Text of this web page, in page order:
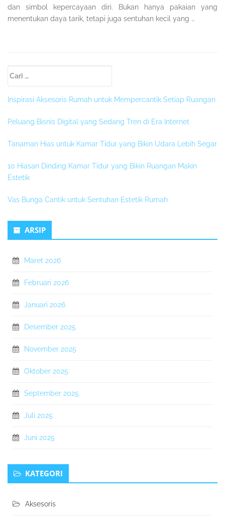
dan simbol kepercayaan diri. Bukan hanya pakaian yang
menentukan daya tarik, tetapi juga sentuhan kecil yang …
Kedua
Inspirasi Aksesoris Rumah untuk Mempercantik Setiap Ruangan
Peluang Bisnis Digital yang Sedang Tren di Era Internet
Tanaman Hias untuk Kamar Tidur yang Bikin Udara Lebih Segar
10 Hiasan Dinding Kamar Tidur yang Bikin Ruangan Makin
Estetik
Vas Bunga Cantik untuk Sentuhan Estetik Rumah
ARSIP
Maret 2026
Februari 2026
Januari 2026
Desember 2025
November 2025
Oktober 2025
September 2025
Juli 2025
Juni 2025
KATEGORI
Aksesoris